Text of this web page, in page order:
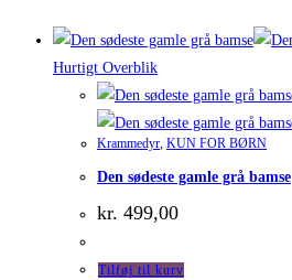
Hurtigt Overblik
Krammedyr, KUN FOR BØRN
Den sødeste gamle grå bamse
kr. 499,00
Tilføj til kurv